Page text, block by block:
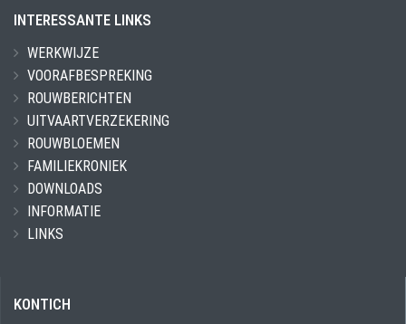
INTERESSANTE LINKS
WERKWIJZE
VOORAFBESPREKING
ROUWBERICHTEN
UITVAARTVERZEKERING
ROUWBLOEMEN
FAMILIEKRONIEK
DOWNLOADS
INFORMATIE
LINKS
KONTICH